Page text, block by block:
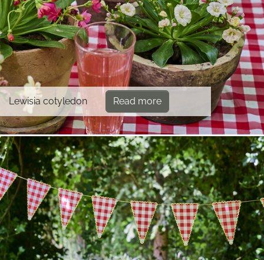
Lewisia cotyledon Read more